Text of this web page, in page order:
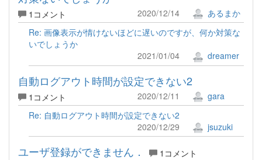
1コメント 2020/12/14
あるまか
Re: 画像表示が情けないほどに遅いのですが、何か対策な
いでしょうか
2021/01/04
dreamer
自動ログアウト時間が設定できない2
1コメント 2020/12/11
gara
Re: 自動ログアウト時間が設定できない2
2020/12/29
jsuzuki
ユーザ登録ができません．
1コメント